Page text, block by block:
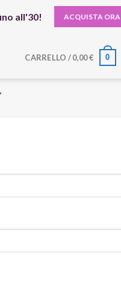
all'30! ACQUISTA ORA
CARRELLO /0,00€ 0